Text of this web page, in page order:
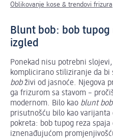
Oblikovanje kose & trendovi frizura
Blunt bob: bob tupog
izgled
Ponekad nisu potrebni
komplicirano stiliziranje da bi
bobživi od jasnoće. Njegova
ga frizurom sa stavom –
modernom. Bilo kao blunt bob
prisutnošću bilo kao varijanta
pokreta: bob tupog reza
iznenađujućom